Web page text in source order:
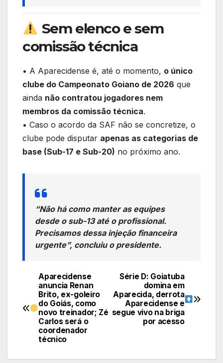
Sem elenco e sem
comissão técnica
• A Aparecidense é, até o momento, o único
clube do Campeonato Goiano de 2026 que
ainda não contratou jogadores nem
membros da comissão técnica.
• Caso o acordo da SAF não se concretize, o
clube pode disputar apenas as categorias de
base (Sub-17 e Sub-20) no próximo ano.
“Não há como manter as equipes
desde o sub-13 até o profissional.
Precisamos dessa injeção financeira
urgente”, concluiu o presidente.
Navegação
de
Post
Série D: Goiatuba
domina em
Aparecida, derrota
Aparecidense e
segue vivo na briga
por acesso
Aparecidense
anuncia Renan
Brito, ex-goleiro
do Goiás, como
novo treinador; Zé
Carlos será o
coordenador
técnico